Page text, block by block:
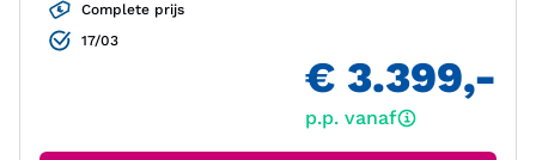
Complete prijs
17/03
€ 3.399,-
p.p. vanaf